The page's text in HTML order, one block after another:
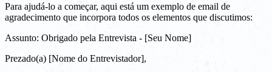
Para ajudá-lo a começar, aqui está um exemplo de email de
agradecimento que incorpora todos os elementos que discutimos:
Assunto: Obrigado pela Entrevista - [Seu Nome]
Prezado(a) [Nome do Entrevistador],